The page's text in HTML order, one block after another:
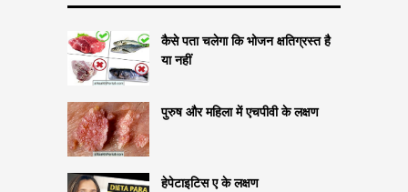
कैसे पता चलेगा कि भोजन क्षतिग्रस्त है
या नहीं
पुरुष और महिला में एचपीवी के लक्षण
हेपेटाइटिस ए के लक्षण